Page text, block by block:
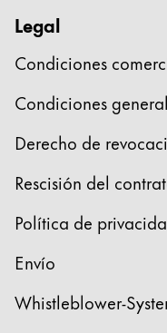
Cultura
Calidad
Diseño
Espíritu pionero
ES/ PA
Global
RegistrarseRegistrarse
Legal
Condiciones
Condiciones
Derecho de
Rescisión del
Política de
Envío
Whistleblower-